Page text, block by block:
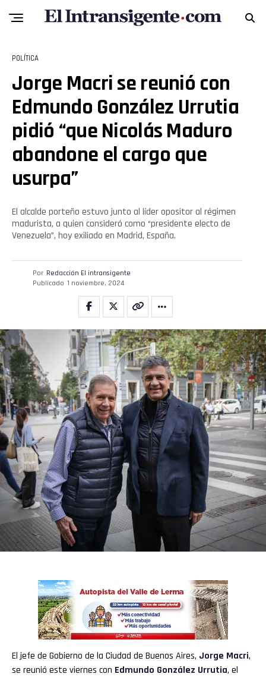
POLÍTICA
Jorge Macri se reunió con
Edmundo González Urrutia
pidió “que Nicolás Maduro
abandone el cargo que
usurpa”
El alcalde porteño estuvo junto al líder opositor al régimen
madurista, a quien consideró como “presidente electo de
Venezuela”, hoy exiliado en Madrid, España.
Por Redacción El intransigente
Publicado 1 noviembre, 2024
El jefe de Gobierno de la Ciudad de Buenos Aires, Jorge Macri,
se reunió este viernes con Edmundo González Urrutia, el